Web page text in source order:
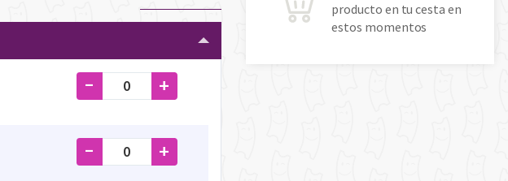
- +
- +
producto en tu cesta en
estos momentos